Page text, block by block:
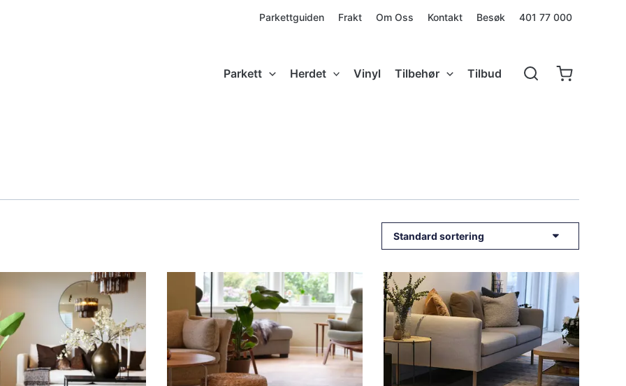
Parkettguiden Frakt Om Oss Kontakt Besøk 401 77 000
Parkett Herdet Vinyl Tilbehør Tilbud